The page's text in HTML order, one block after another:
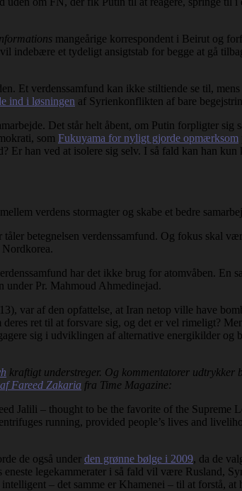
mangeårige korrespondent i Beirut og
indebære et tydeligt ansigtstab for begge at gå
Et verdenssamfund kan ikke stiltiende se til,
ind i løsningen af Syrienkonflikten af bare
Det står helt åbent, om Putin forpligter sig
som Fukuyama for nyligt gjorde opmærksom
han ved at isolere sig selv. I så fald kan han
verdens stormagter og skabe et bedre
betegnelsen verdenssamfund. Og fokus skal
har det ikke brug for atomvåben.
under Pr. Mahmoud Ahmedinejad.
var af den opfattelse, at Iran netop ville have
ret til at forsvare sig, og det er vel rimeligt?
sig i udviklingen af alternative energikilder
kraftigt understreger. Og kommentatorer udtrykker
Fareed Zakaria fra Time Magazine:
Jalili – thought to be the favorite of the Supreme
running, provided people’s lives and
de også under den grønne bølge i 2009, da de
legekammerater i så fald vil være Rusland,
– det samme er Khamenei – til at forstå, at